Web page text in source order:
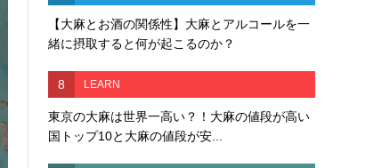
【大麻とお酒の関係性】大麻とアルコールを一
緒に摂取すると何が起こるのか？
8 LEARN
東京の大麻は世界一高い？！大麻の値段が高い
国トップ10と大麻の値段が安...